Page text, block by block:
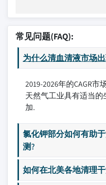
常见问题(FAQ):
为什么清血清液市场
2019-2026年的CAGR
天然气工业具有适当
加.
氯化钾部分如何有助
测?
如何在北美各地清理